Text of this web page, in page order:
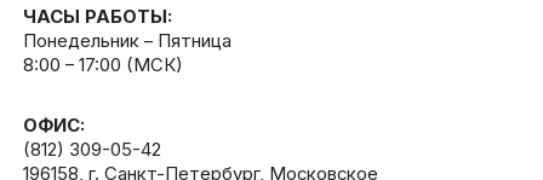
ЧАСЫ РАБОТЫ:
Понедельник – Пятница
8:00 – 17:00 (МСК)
ОФИС:
(812) 309-05-42
196158, г. Санкт-Петербург, Московское